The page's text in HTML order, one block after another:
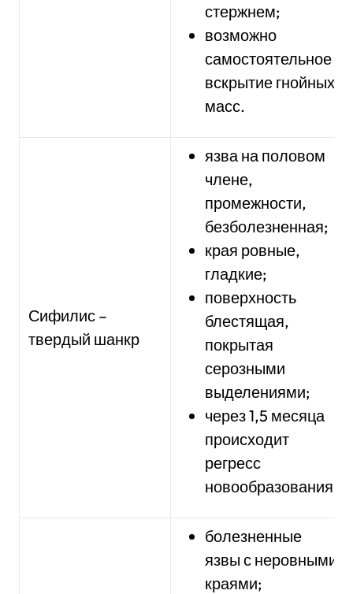
стержнем;
возможно
самостоятельное
вскрытие гнойных
масс.
Сифилис –
твердый шанкр
язва на половом
члене,
промежности,
безболезненная;
края ровные,
гладкие;
поверхность
блестящая,
покрытая
серозными
выделениями;
через 1,5 месяца
происходит
регресс
новообразования.
болезненные
язвы с неровными
краями;